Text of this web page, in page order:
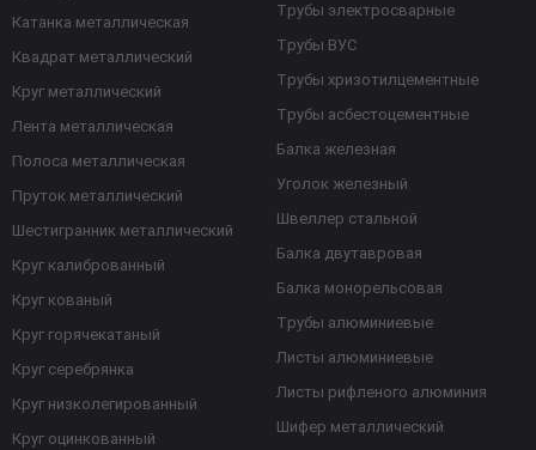
Катанка металлическая
Квадрат металлический
Круг металлический
Лента металлическая
Полоса металлическая
Пруток металлический
Шестигранник металлический
Круг калиброванный
Круг кованый
Круг горячекатаный
Круг серебрянка
Круг низколегированный
Круг оцинкованный
Трубы электросварные
Трубы ВУС
Трубы хризотилцементные
Трубы асбестоцементные
Балка железная
Уголок железный
Швеллер стальной
Балка двутавровая
Балка монорельсовая
Трубы алюминиевые
Листы алюминиевые
Листы рифленого алюминия
Шифер металлический